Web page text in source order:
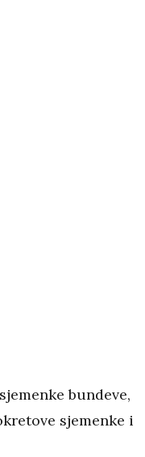
bundeve,
sjemenke i